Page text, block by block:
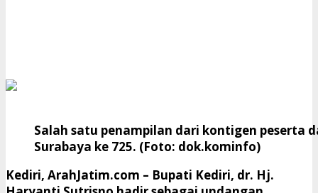
Salah satu penampilan dari kontigen peserta
Surabaya ke 725. (Foto: dok.kominfo)
Kediri, ArahJatim.com – Bupati Kediri, dr. Hj.